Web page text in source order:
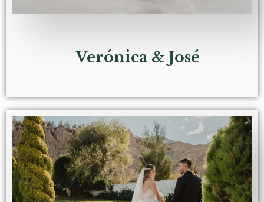
Verónica & José